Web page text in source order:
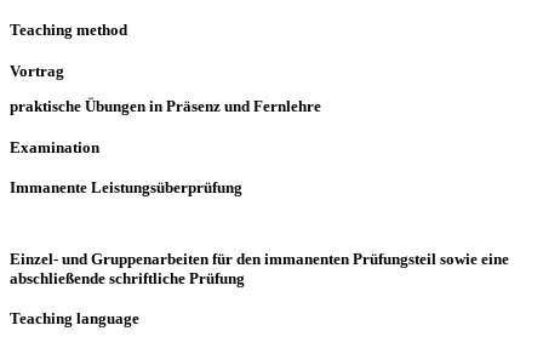
Teaching method
Vortrag
praktische Übungen in Präsenz und Fernlehre
Examination
Immanente Leistungsüberprüfung
Einzel- und Gruppenarbeiten für den immanenten Prüfungsteil sowie eine
abschließende schriftliche Prüfung
Teaching language